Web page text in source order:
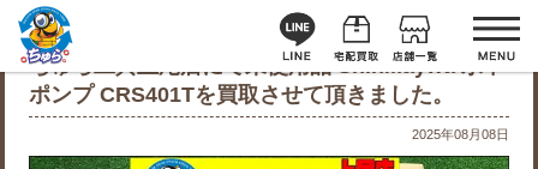
ちゅら工具上尾店にて未使用品 ShinMaywa 水中
ポンプ CRS401Tを買取させて頂きました。
2025年08月08日